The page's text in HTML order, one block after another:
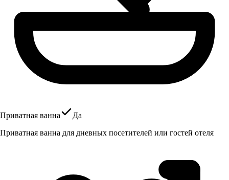
Приватная ванна
Да
Приватная ванна для дневных посетителей или гостей отеля